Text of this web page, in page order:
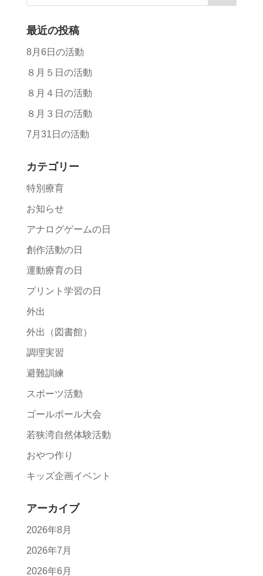
最近の投稿
8月6日の活動
８月５日の活動
８月４日の活動
８月３日の活動
7月31日の活動
カテゴリー
特別療育
お知らせ
アナログゲームの日
創作活動の日
運動療育の日
プリント学習の日
外出
外出（図書館）
調理実習
避難訓練
スポーツ活動
ゴールボール大会
若狭湾自然体験活動
おやつ作り
キッズ企画イベント
アーカイブ
2026年8月
2026年7月
2026年6月